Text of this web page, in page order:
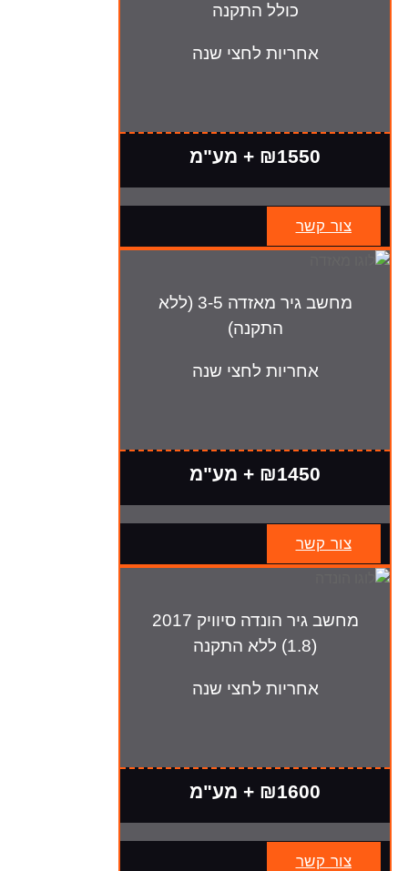
כולל התקנה
אחריות לחצי שנה
₪1550 + מע"מ
צור קשר
מחשב גיר מאזדה 3-5 (ללא
התקנה)
אחריות לחצי שנה
₪1450 + מע"מ
צור קשר
מחשב גיר הונדה סיוויק 2017
(1.8) ללא התקנה
אחריות לחצי שנה
₪1600 + מע"מ
צור קשר